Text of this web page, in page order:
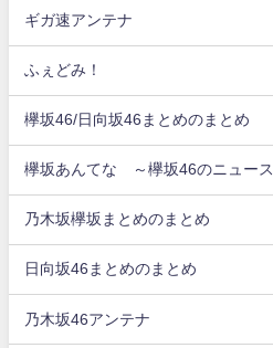
ギガ速アンテナ
ふぇどみ！
欅坂46/日向坂46まとめのまとめ
欅坂あんてな ～欅坂46のニュース
乃木坂欅坂まとめのまとめ
日向坂46まとめのまとめ
乃木坂46アンテナ